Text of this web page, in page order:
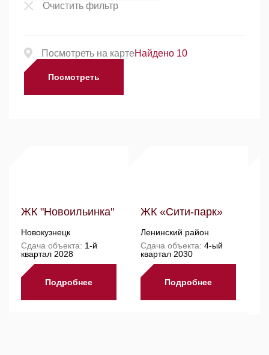
Очистить фильтр
Посмотреть на картеНайдено 10
Посмотреть
ЖК "Новоильинка"
Новокузнецк
Cдача объекта: 1-й
квартал 2028
Подробнее
ЖК «Сити-парк»
Ленинский район
Cдача объекта: 4-ый
квартал 2030
Подробнее